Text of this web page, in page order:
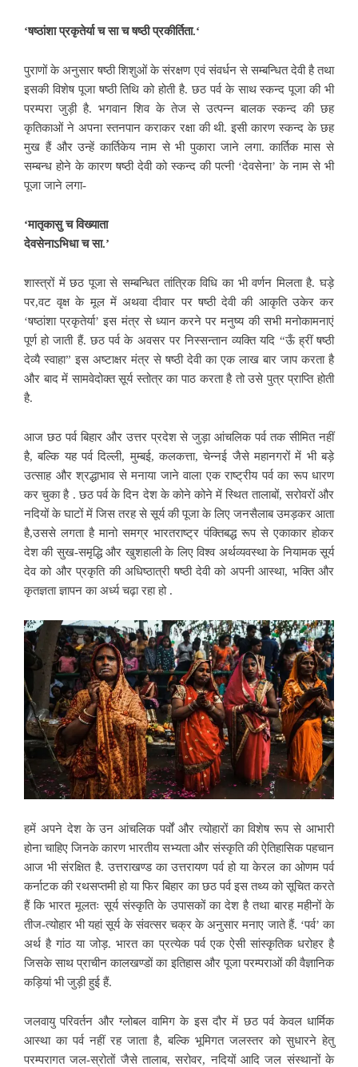
‘षष्ठांशा प्रकृतेर्या च सा च षष्ठी प्रकीर्तिता.‘
पुराणों के अनुसार षष्ठी शिशुओं के संरक्षण एवं संवर्धन से सम्बन्धित देवी है तथा
इसकी विशेष पूजा षष्ठी तिथि को होती है. छठ पर्व के साथ स्कन्द पूजा की भी
परम्परा जुड़ी है. भगवान शिव के तेज से उत्पन्न बालक स्कन्द की छह
कृतिकाओं ने अपना स्तनपान कराकर रक्षा की थी. इसी कारण स्कन्द के छह
मुख हैं और उन्हें कार्तिकेय नाम से भी पुकारा जाने लगा. कार्तिक मास से
सम्बन्ध होने के कारण षष्ठी देवी को स्कन्द की पत्नी ‘देवसेना’ के नाम से भी
पूजा जाने लगा-
‘मातृकासु च विख्याता
देवसेनाऽभिधा च सा.’
शास्त्रों में छठ पूजा से सम्बन्धित तांत्रिक विधि का भी वर्णन मिलता है. घड़े
पर,वट वृक्ष के मूल में अथवा दीवार पर षष्ठी देवी की आकृति उकेर कर
‘षष्ठांशा प्रकृतेर्या’ इस मंत्र से ध्यान करने पर मनुष्य की सभी मनोकामनाएं
पूर्ण हो जाती हैं. छठ पर्व के अवसर पर निस्सन्तान व्यक्ति यदि “ऊँ ह्रीं षष्ठी
देव्यै स्वाहा” इस अष्टाक्षर मंत्र से षष्ठी देवी का एक लाख बार जाप करता है
और बाद में सामवेदोक्त सूर्य स्तोत्र का पाठ करता है तो उसे पुत्र प्राप्ति होती
है.
आज छठ पर्व बिहार और उत्तर प्रदेश से जुड़ा आंचलिक पर्व तक सीमित नहीं
है, बल्कि यह पर्व दिल्ली, मुम्बई, कलकत्ता, चेन्नई जैसे महानगरों में भी बड़े
उत्साह और श्रद्धाभाव सेमनाया जाने वाला एक राष्ट्रीय पर्व का रूप धारण
कर चुका है . छठ पर्व के दिन देश के कोने कोने में स्थित तालाबों, सरोवरों और
नदियों के घाटों में जिस तरह से सूर्य की पूजा के लिए जनसैलाब उमड़कर आता
है,उससे लगता है मानो समग्र भारतराष्ट्र पंक्तिबद्ध रूप से एकाकार होकर
देश की सुख-समृद्धि और खुशहाली के लिए विश्व अर्थव्यवस्था के नियामक सूर्य
देव को और प्रकृति की अधिष्ठात्री षष्ठी देवी को अपनी आस्था, भक्ति और
कृतज्ञता ज्ञापन का अर्ध्य चढ़ा रहा हो .
हमें अपने देश के उन आंचलिक पर्वों और त्योहारों का विशेष रूप से आभारी
होना चाहिए जिनके कारण भारतीय सभ्यता और संस्कृति की ऐतिहासिक पहचान
आज भी संरक्षित है. उत्तराखण्ड का उत्तरायण पर्व हो या केरल का ओणम पर्व
कर्नाटक की रथसप्तमी हो या फिर बिहार का छठ पर्व इस तथ्य को सूचित करते
हैं किभारत मूलतः सूर्य संस्कृति के उपासकों का देश है तथा बारह महीनों के
तीज-त्योहार भी यहां सूर्य के संवत्सर चक्र के अनुसार मनाए जाते हैं. ‘पर्व’ का
अर्थ है गांठ या जोड़. भारत का प्रत्येक पर्व एक ऐसी सांस्कृतिक धरोहर है
जिसके साथ प्राचीन कालखण्डों का इतिहास और पूजा परम्पराओं की वैज्ञानिक
कड़ियां भी जुड़ी हुई हैं.
जलवायु परिवर्तन और ग्लोबल वामिग के इस दौर में छठ पर्व केवल धार्मिक
आस्था का पर्व नहीं रह जाता है, बल्कि भूमिगत जलस्तर को सुधारने हेतु
परम्परागत जल-स्रोतों जैसे तालाब, सरोवर,नदियों आदि जल संस्थानों के